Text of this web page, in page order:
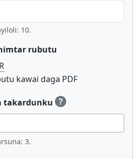
10.
rubutu
kawai daga PDF
takardunku
3.